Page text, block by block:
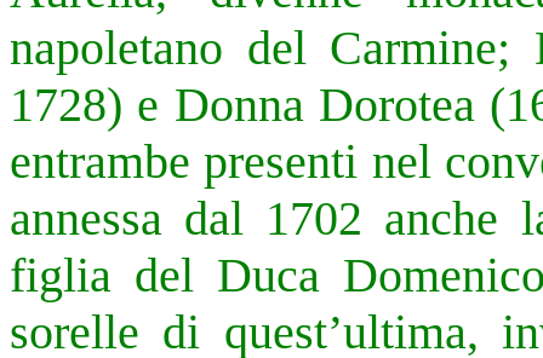
napoletano del
1728) e Donna Dorotea
entrambe presenti nel
annessa dal 1702 anche
figlia del Duca
sorelle di quest’ultima,